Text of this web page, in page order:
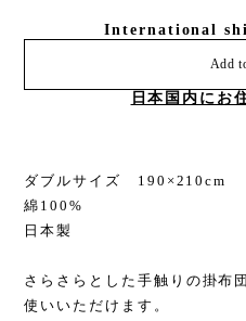
International
Add
日本国内にお
ダブルサイズ 190×210cm
綿100%
日本製
さらさらとした手触りの掛布
使いいただけます。